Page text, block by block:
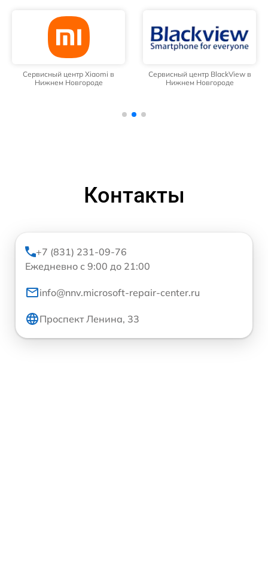
Сервисный центр Xiaomi в
Нижнем Новгороде
Сервисный центр BlackView в
Нижнем Новгороде
Контакты
+7 (831) 231-09-76
Ежедневно с 9:00 до 21:00
info@nnv.microsoft-repair-center.ru
Проспект Ленина, 33